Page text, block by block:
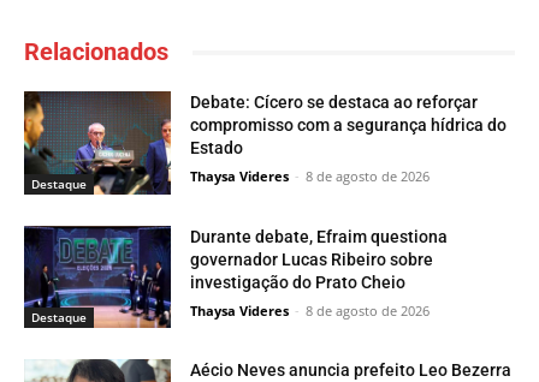
Relacionados
Destaque
Debate: Cícero se destaca ao reforçar
compromisso com a segurança hídrica do
Estado
Thaysa Videres - 8 de agosto de 2026
Destaque
Durante debate, Efraim questiona
governador Lucas Ribeiro sobre
investigação do Prato Cheio
Thaysa Videres - 8 de agosto de 2026
Aécio Neves anuncia prefeito Leo Bezerra